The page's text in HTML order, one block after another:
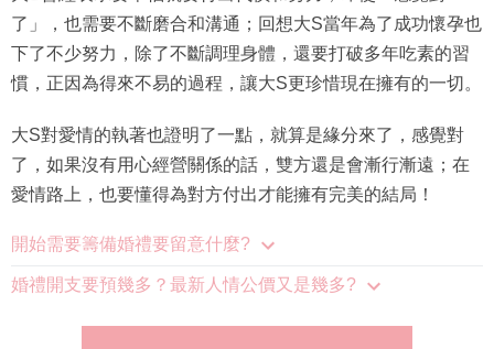
了」，也需要不斷磨合和溝通；回想大S當年為了成功懷孕也
下了不少努力，除了不斷調理身體，還要打破多年吃素的習
慣，正因為得來不易的過程，讓大S更珍惜現在擁有的一切。
大S對愛情的執著也證明了一點，就算是緣分來了，感覺對
了，如果沒有用心經營關係的話，雙方還是會漸行漸遠；在
愛情路上，也要懂得為對方付出才能擁有完美的結局！
開始需要籌備婚禮要留意什麼?
婚禮開支要預幾多？最新人情公價又是幾多?